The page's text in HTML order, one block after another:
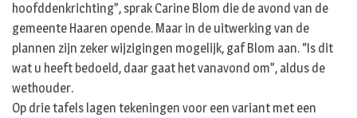
hoofddenkrichting”, sprak Carine Blom die de avond van de
gemeente Haaren opende. Maar in de uitwerking van de
plannen zijn zeker wijzigingen mogelijk, gaf Blom aan. “Is dit
wat u heeft bedoeld, daar gaat het vanavond om”, aldus de
wethouder.
Op drie tafels lagen tekeningen voor een variant met een